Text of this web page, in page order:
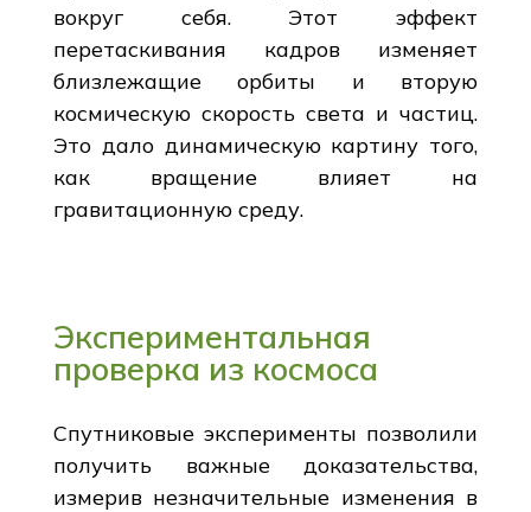
вокруг себя. Этот эффект
перетаскивания кадров изменяет
близлежащие орбиты и вторую
космическую скорость света и частиц.
Это дало динамическую картину того,
как вращение влияет на
гравитационную среду.
Экспериментальная
проверка из космоса
Спутниковые эксперименты позволили
получить важные доказательства,
измерив незначительные изменения в